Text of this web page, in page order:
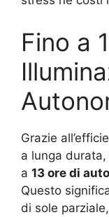
Fino a
Grazie
a lunga
a 13 ore di
Questo
di sole